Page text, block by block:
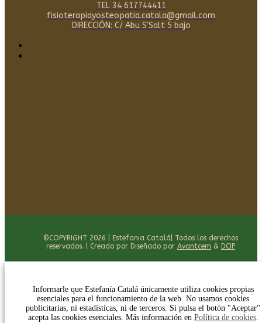
TEL 34 617744411
fisioterapiayosteopatia.catala@gmail.com
DIRECCIÓN: C/ Abu S'Salt 5 bajo
©COPYRIGHT 2026 | Estefania Catalá| Todos los derechos
reservados. | Creado por Diseñado por Avantcem & DCIP
Informarle que Estefanía Catalá únicamente utiliza cookies propias
esenciales para el funcionamiento de la web. No usamos cookies
publicitarias, ni estadísticas, ni de terceros. Si pulsa el botón "Aceptar"
acepta las cookies esenciales. Más información en Política de cookies.